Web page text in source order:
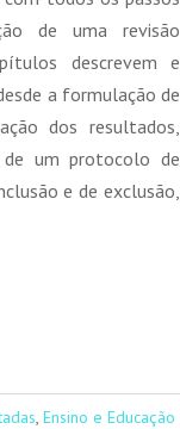
de uma revisão
descrevem e
a formulação de
dos resultados,
de um protocolo de
e de exclusão,
Ensino e Educação